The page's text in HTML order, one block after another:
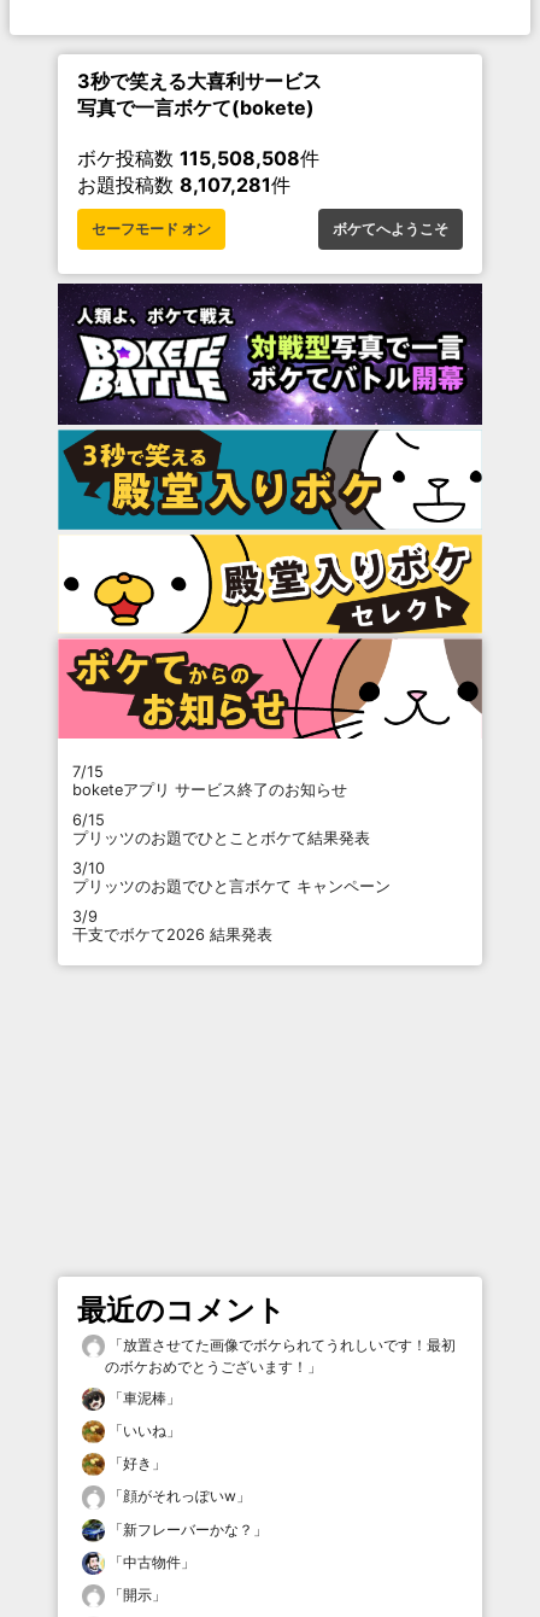
3秒で笑える大喜利サービス
写真で一言ボケて(bokete)
ボケ投稿数 115,508,508件
お題投稿数 8,107,281件
セーフモード オン ボケてへようこそ
7/15
boketeアプリ サービス終了のお知らせ
6/15
プリッツのお題でひとことボケて結果発表
3/10
プリッツのお題でひと言ボケて キャンペーン
3/9
干支でボケて2026 結果発表
最近のコメント
「放置させてた画像でボケられてうれしいです！最初
のボケおめでとうございます！ 」
「車泥棒 」
「いいね 」
「好き 」
「顔がそれっぽいw 」
「新フレーバーかな？ 」
「中古物件 」
「開示 」